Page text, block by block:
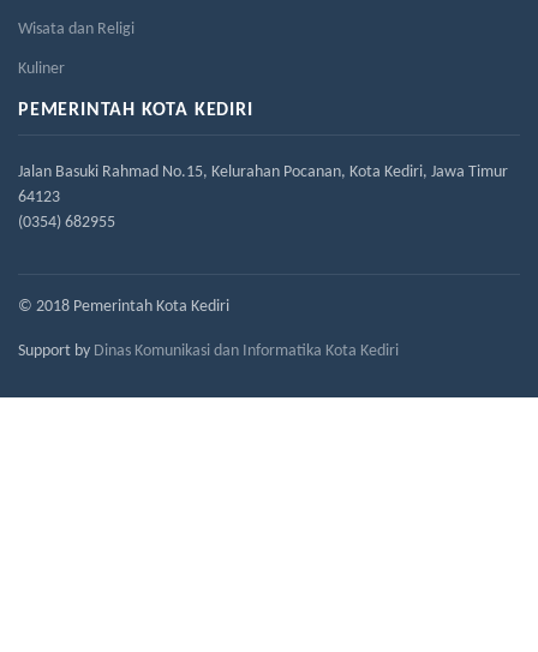
Wisata dan Religi
Kuliner
PEMERINTAH KOTA KEDIRI
Jalan Basuki Rahmad No.15, Kelurahan Pocanan, Kota Kediri, Jawa Timur
64123
(0354) 682955
© 2018 Pemerintah Kota Kediri
Support by Dinas Komunikasi dan Informatika Kota Kediri